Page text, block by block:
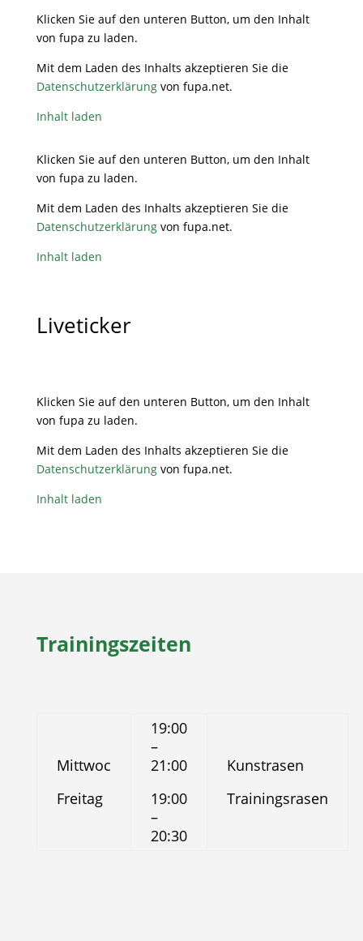
Klicken Sie auf den unteren Button, um den Inhalt
von fupa zu laden.
Mit dem Laden des Inhalts akzeptieren Sie die
Datenschutzerklärungvon fupa.net.
Inhalt laden
Klicken Sie auf den unteren Button, um den Inhalt
von fupa zu laden.
Mit dem Laden des Inhalts akzeptieren Sie die
Datenschutzerklärungvon fupa.net.
Inhalt laden
Liveticker
Klicken Sie auf den unteren Button, um den Inhalt
von fupa zu laden.
Mit dem Laden des Inhalts akzeptieren Sie die
Datenschutzerklärungvon fupa.net.
Inhalt laden
Trainingszeiten
Mittwoc
Freitag
19:00
–
21:00
19:00
–
20:30
Kunstrasen
Trainingsrasen